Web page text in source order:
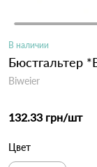
В наличии
Бюстгальтер
Biweier
132.33 грн/шт
Цвет